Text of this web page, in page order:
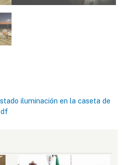
iluminación en la caseta de